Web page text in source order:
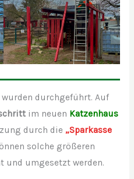
durchgeführt. Auf
im neuen Katzenhaus
durch die „Sparkasse
solche größeren
und umgesetzt werden.